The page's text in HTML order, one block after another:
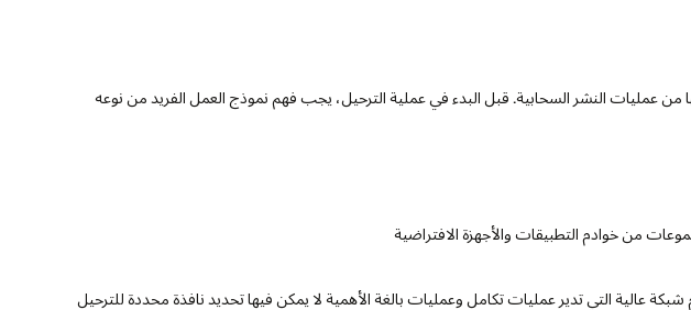
من عمليات النشر السحابية. قبل البدء في عملية الترحيل، يجب فهم نموذج العمل الفريد من نوعه
من خوادم التطبيقات والأجهزة الافتراضية
عالية التي تدير عمليات تكامل وعمليات بالغة الأهمية لا يمكن فيها تحديد نافذة محددة للترحيل